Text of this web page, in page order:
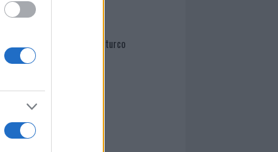
Martina Agostina Diturco
I nostri cari